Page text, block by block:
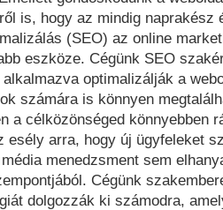
is, hogy az mindig naprakész
(SEO) az online
eszköze. Cégünk SEO
optimalizálják a
számára is könnyen
a célközönséged könnyebben
esély arra, hogy új ügyfeleket
menedzsment sem
Cégünk
dolgozzák ki számodra,